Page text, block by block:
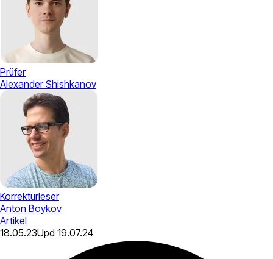
Prüfer
Alexander Shishkanov
Korrekturleser
Anton Boykov
Artikel
18.05.23Upd 19.07.24